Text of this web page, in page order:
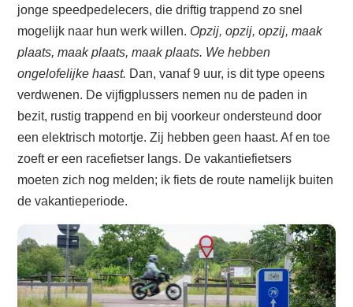
jonge speedpedelecers, die driftig trappend zo snel
mogelijk naar hun werk willen. Opzij, opzij, opzij, maak
plaats, maak plaats, maak plaats. We hebben
ongelofelijke haast. Dan, vanaf 9 uur, is dit type opeens
verdwenen. De vijfigplussers nemen nu de paden in
bezit, rustig trappend en bij voorkeur ondersteund door
een elektrisch motortje. Zij hebben geen haast. Af en toe
zoeft er een racefietser langs. De vakantiefietsers
moeten zich nog melden; ik fiets de route namelijk buiten
de vakantieperiode.